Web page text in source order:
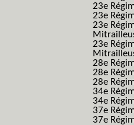
23e
23e
23e
23e
28e
28e
28e
34e
34e
37e
37e